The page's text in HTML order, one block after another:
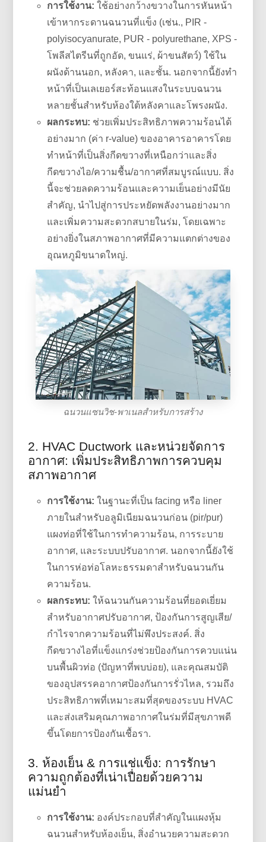
การใช้งาน: ใช้อย่างกว้างขวางในการหันหน้า
เข้าหากระดานฉนวนที่แข็ง (เช่น., PIR -
polyisocyanurate, PUR - polyurethane, XPS -
โพลีสไตรีนที่ถูกอัด, ขนแร่, ผ้าขนสัตว์) ใช้ใน
ผนังด้านนอก, หลังคา, และชั้น. นอกจากนี้ยังทำ
หน้าที่เป็นเลเยอร์สะท้อนแสงในระบบฉนวน
หลายชั้นสำหรับห้องใต้หลังคาและโพรงผนัง.
ผลกระทบ: ช่วยเพิ่มประสิทธิภาพความร้อนได้
อย่างมาก (ค่า r-value) ของอาคารอาคารโดย
ทำหน้าที่เป็นสิ่งกีดขวางที่เหนือกว่าและสิ่ง
กีดขวางไอ/ความชื้น/อากาศที่สมบูรณ์แบบ. สิ่ง
นี้จะช่วยลดความร้อนและความเย็นอย่างมีนัย
สำคัญ, นำไปสู่การประหยัดพลังงานอย่างมาก
และเพิ่มความสะดวกสบายในร่ม, โดยเฉพาะ
อย่างยิ่งในสภาพอากาศที่มีความแตกต่างของ
อุณหภูมิขนาดใหญ่.
ฉนวนแซนวิช-พาเนลสำหรับการสร้าง
2. HVAC Ductwork และหน่วยจัดการ
อากาศ: เพิ่มประสิทธิภาพการควบคุม
สภาพอากาศ
การใช้งาน: ในฐานะที่เป็น facing หรือ liner
ภายในสำหรับอลูมิเนียมฉนวนก่อน (pir/pur)
แผงท่อที่ใช้ในการทำความร้อน, การระบาย
อากาศ, และระบบปรับอากาศ. นอกจากนี้ยังใช้
ในการห่อท่อโลหะธรรมดาสำหรับฉนวนกัน
ความร้อน.
ผลกระทบ: ให้ฉนวนกันความร้อนที่ยอดเยี่ยม
สำหรับอากาศปรับอากาศ, ป้องกันการสูญเสีย/
กำไรจากความร้อนที่ไม่พึงประสงค์. สิ่ง
กีดขวางไอที่แข็งแกร่งช่วยป้องกันการควบแน่น
บนพื้นผิวท่อ (ปัญหาที่พบบ่อย), และคุณสมบัติ
ของอุปสรรคอากาศป้องกันการรั่วไหล, รวมถึง
ประสิทธิภาพที่เหมาะสมที่สุดของระบบ HVAC
และส่งเสริมคุณภาพอากาศในร่มที่มีสุขภาพดี
ขึ้นโดยการป้องกันเชื้อรา.
3. ห้องเย็น & การแช่แข็ง: การรักษา
ความถูกต้องที่เน่าเปื่อยด้วยความ
แม่นยำ
การใช้งาน: องค์ประกอบที่สำคัญในแผงหุ้ม
ฉนวนสำหรับห้องเย็น, สิ่งอำนวยความสะดวก